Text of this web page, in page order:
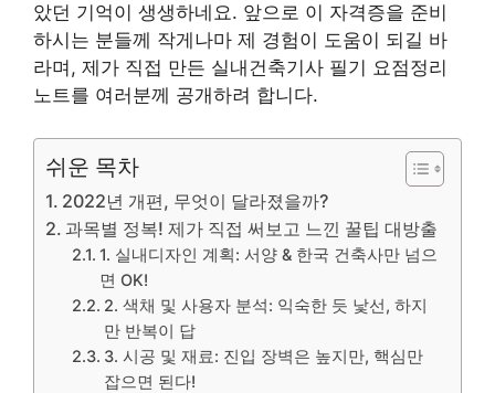
았던 기억이 생생하네요. 앞으로 이 자격증을 준비
하시는 분들께 작게나마 제 경험이 도움이 되길 바
라며, 제가 직접 만든 실내건축기사 필기 요점정리
노트를 여러분께 공개하려 합니다.
쉬운 목차
2022년 개편, 무엇이 달라졌을까?
과목별 정복! 제가 직접 써보고 느낀 꿀팁 대방출
1. 실내디자인 계획: 서양 & 한국 건축사만 넘으
면 OK!
2. 색채 및 사용자 분석: 익숙한 듯 낯선, 하지
만 반복이 답
3. 시공 및 재료: 진입 장벽은 높지만, 핵심만
잡으면 된다!